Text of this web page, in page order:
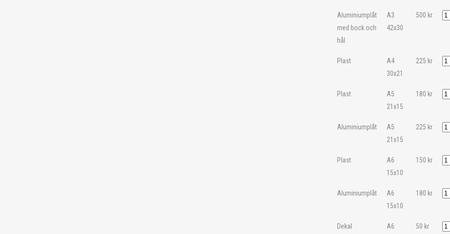
Aluminiumplåt
med bock och
hål
A3
42x30
500 kr
Plast
A4
30x21
225 kr
Plast
A5
21x15
180 kr
Aluminiumplåt
A5
21x15
225 kr
Plast
A6
15x10
150 kr
Aluminiumplåt
A6
15x10
180 kr
Dekal
A6
50 kr